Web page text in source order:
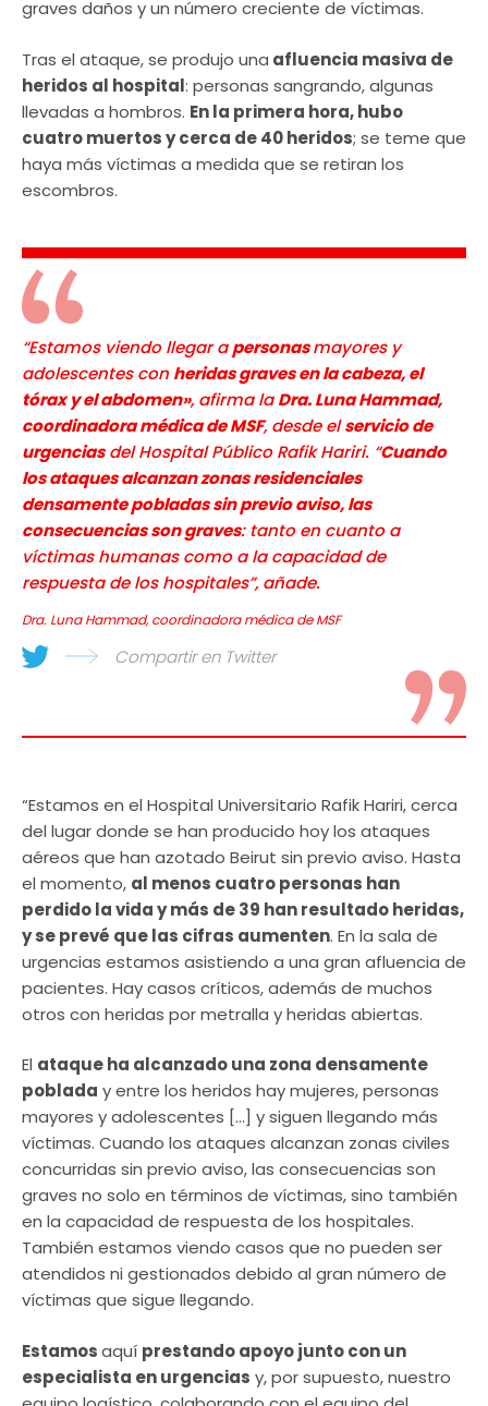
graves daños y un número creciente de víctimas.
Tras el ataque, se produjo una afluencia masiva de
heridos al hospital: personas sangrando, algunas
llevadas a hombros. En la primera hora, hubo
cuatro muertos y cerca de 40 heridos; se teme que
haya más víctimas a medida que se retiran los
escombros.
“Estamos viendo llegar apersonasmayores y
adolescentes con heridas graves en la cabeza, el
tórax y el abdomen», afirma laDra. Luna Hammad,
coordinadora médica de MSF, desde elservicio de
urgenciasdel Hospital Público Rafik Hariri. “Cuando
los ataques alcanzan zonas residenciales
densamente pobladas sin previo aviso, las
consecuencias son graves: tanto en cuanto a
víctimas humanas como a la capacidad de
respuesta de los hospitales”, añade.
Dra. Luna Hammad, coordinadora médica de MSF
Compartir en Twitter
“Estamos en el Hospital Universitario Rafik Hariri, cerca
del lugar donde se han producido hoy los ataques
aéreos que han azotado Beirut sin previo aviso. Hasta
el momento, al menos cuatro personas han
perdido la vida y más de 39 han resultado heridas,
y se prevé que las cifras aumenten. En la sala de
urgencias estamos asistiendo a una gran afluencia de
pacientes. Hay casos críticos, además de muchos
otros con heridas por metralla y heridas abiertas.
El ataque ha alcanzado una zona densamente
poblada y entre los heridos hay mujeres, personas
mayores y adolescentes […] y siguen llegando más
víctimas. Cuando los ataques alcanzan zonas civiles
concurridas sin previo aviso, las consecuencias son
graves no solo en términos de víctimas, sino también
en la capacidad de respuesta de los hospitales.
También estamos viendo casos que no pueden ser
atendidos ni gestionados debido al gran número de
víctimas que sigue llegando.
Estamosaquí prestando apoyo junto con un
especialista en urgencias y, por supuesto, nuestro